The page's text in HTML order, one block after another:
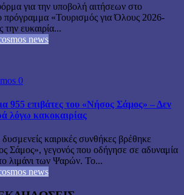
για την υποβολή αιτήσεων στο
πρόγραμμα «Τουρισμός για Όλους 2026-
την ευκαιρία...
news
0
955 επιβάτες του «Νήσος Σάμος» – Δεν
λόγω κακοκαιρίας
καιρικές συνθήκες βρέθηκε
Σάμος», γεγονός που οδήγησε σε αδυναμία
λιμάνι των Ψαρών. Το...
news